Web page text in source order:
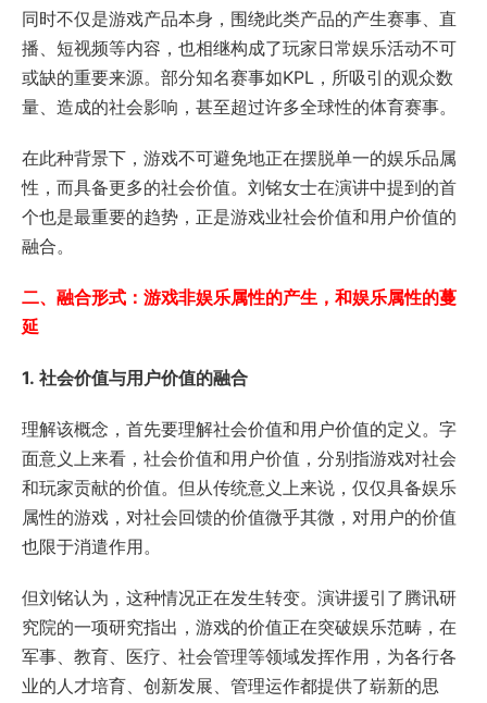
同时不仅是游戏产品本身，围绕此类产品的产生赛事、直
播、短视频等内容，也相继构成了玩家日常娱乐活动不可
或缺的重要来源。部分知名赛事如KPL，所吸引的观众数
量、造成的社会影响，甚至超过许多全球性的体育赛事。
在此种背景下，游戏不可避免地正在摆脱单一的娱乐品属
性，而具备更多的社会价值。刘铭女士在演讲中提到的首
个也是最重要的趋势，正是游戏业社会价值和用户价值的
融合。
二、融合形式：游戏非娱乐属性的产生，和娱乐属性的蔓
延
1. 社会价值与用户价值的融合
理解该概念，首先要理解社会价值和用户价值的定义。字
面意义上来看，社会价值和用户价值，分别指游戏对社会
和玩家贡献的价值。但从传统意义上来说，仅仅具备娱乐
属性的游戏，对社会回馈的价值微乎其微，对用户的价值
也限于消遣作用。
但刘铭认为，这种情况正在发生转变。演讲援引了腾讯研
究院的一项研究指出，游戏的价值正在突破娱乐范畴，在
军事、教育、医疗、社会管理等领域发挥作用，为各行各
业的人才培育、创新发展、管理运作都提供了崭新的思